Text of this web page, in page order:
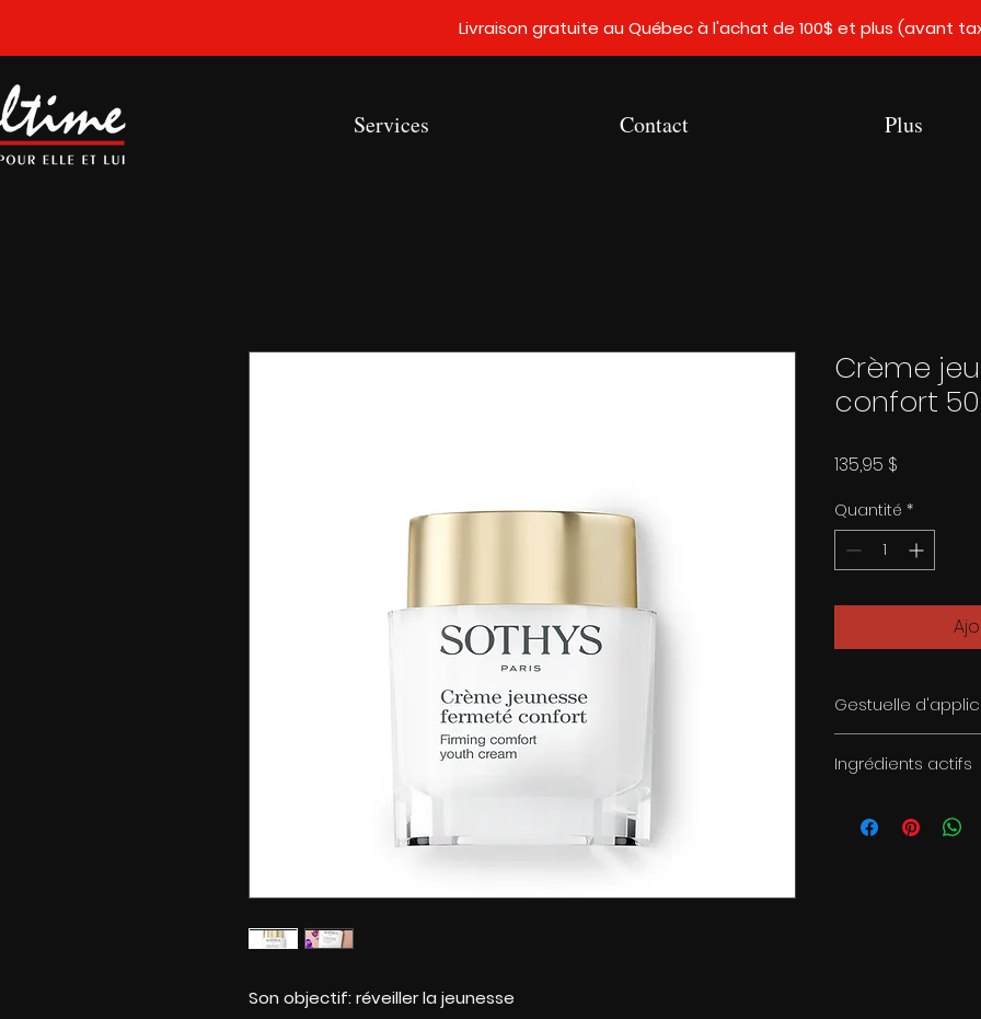
Livraison gratuite au Québec à l'achat de 100$ et plus (avant
Services Contact Plus
Son objectif: réveiller la jeunesse
Crème
confort
135,95 $
Quantité *
Gestuelle
Ingrédients actifs
BP3. Tri-